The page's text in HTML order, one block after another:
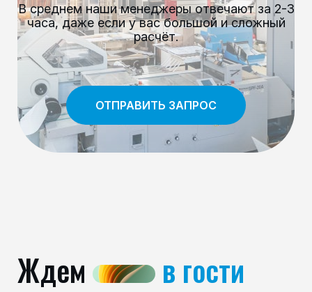
В среднем наши менеджеры отвечают за 2-3
часа, даже если у вас большой и сложный
расчёт.
ОТПРАВИТЬ ЗАПРОС
Ждем в гости